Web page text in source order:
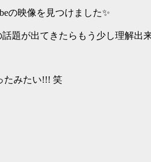
の映像を見つけました✨
題が出てきたらもう少し理解出
たみたい!!! 笑